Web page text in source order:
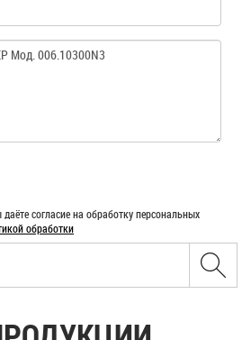
согласие на обработку персональных
обработки